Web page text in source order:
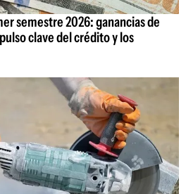
semestre 2026: ganancias de
clave del crédito y los